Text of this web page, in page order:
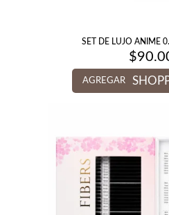
SET DE LUJO ANIME
$
AGREGAR